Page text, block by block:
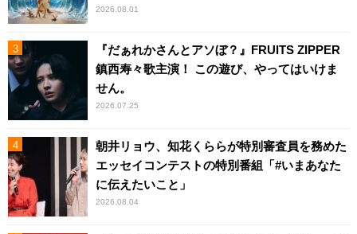
2026.08.01
『だぁれかさんとアソぼ？』FRUITS ZIPPER
鎮西寿々歌主演！ この遊び、やってはいけま
せん。
2026.07.25
朝井リョウ、知花くららが特別審査員を務めた
エッセイコンテストの特別番組「#いまあなた
に伝えたいこと」
2026.08.04